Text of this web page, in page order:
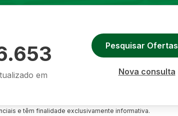
em
Pesquisar Ofertas
Nova consulta
e têm finalidade exclusivamente informativa.